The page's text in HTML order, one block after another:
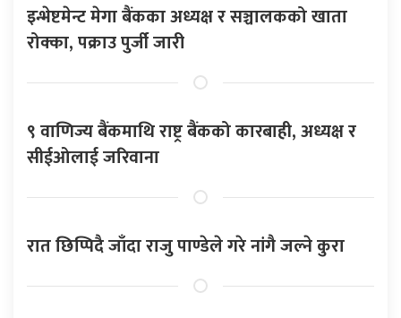
इन्भेष्टमेन्ट मेगा बैंकका अध्यक्ष र सञ्चालकको खाता
रोक्का, पक्राउ पुर्जी जारी
९ वाणिज्य बैंकमाथि राष्ट्र बैंकको कारबाही, अध्यक्ष र
सीईओलाई जरिवाना
रात छिप्पिदै जाँदा राजु पाण्डेले गरे नांगै जल्ने कुरा